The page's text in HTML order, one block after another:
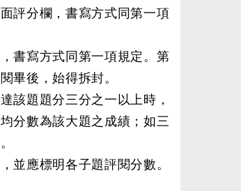
評分欄，書寫方式同第一項
書寫方式同第一項規定。第
畢後，始得拆封。
該題題分三分之一以上時，
分數為該大題之成績；如三
並應標明各子題評閱分數。